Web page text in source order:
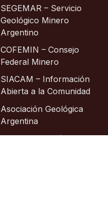
SEGEMAR – Servicio
Geológico Minero
Argentino
COFEMIN – Consejo
Federal Minero
SIACAM – Información
Abierta a la Comunidad
Asociación Geológica
Argentina
Instituto Geográfico